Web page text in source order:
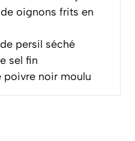
de oignons frits en
de persil séché
sel fin
poivre noir moulu